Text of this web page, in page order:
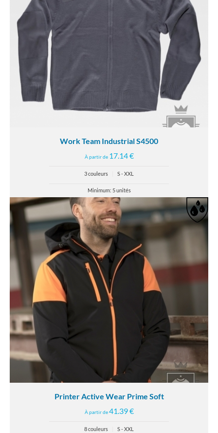
Work Team Industrial S4500
À partir de 17.14 €
3 couleurs S - XXL
Minimum: 5 unités
Printer Active Wear Prime Soft
À partir de41.39 €
8 couleurs S - XXL